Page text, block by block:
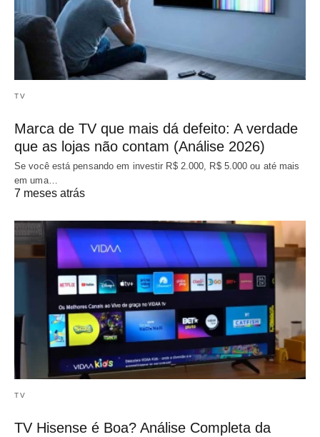
TV
Marca de TV que mais dá defeito: A verdade
que as lojas não contam (Análise 2026)
Se você está pensando em investir R$ 2.000, R$ 5.000 ou até mais
em uma…
7 meses atrás
TV
TV Hisense é Boa? Análise Completa da